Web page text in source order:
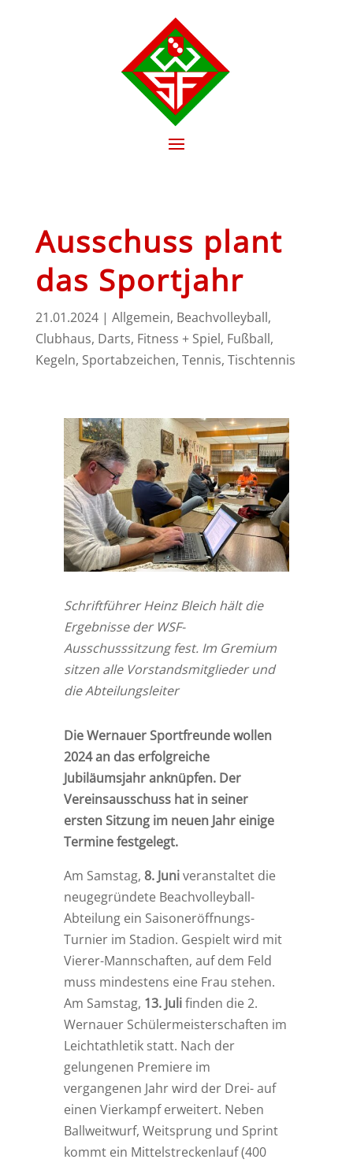
Ausschuss plant
das Sportjahr
21.01.2024| Allgemein, Beachvolleyball,
Clubhaus, Darts, Fitness + Spiel, Fußball,
Kegeln, Sportabzeichen, Tennis, Tischtennis
Schriftführer Heinz Bleich hält die
Ergebnisse der WSF-
Ausschusssitzung fest. Im Gremium
sitzen alle Vorstandsmitglieder und
die Abteilungsleiter
Die Wernauer Sportfreunde wollen
2024 an das erfolgreiche
Jubiläumsjahr anknüpfen. Der
Vereinsausschuss hat in seiner
ersten Sitzung im neuen Jahr einige
Termine festgelegt.
Am Samstag, 8. Juniveranstaltet die
neugegründete Beachvolleyball-
Abteilung ein Saisoneröffnungs-
Turnier im Stadion. Gespielt wird mit
Vierer-Mannschaften, auf dem Feld
muss mindestens eine Frau stehen.
Am Samstag, 13. Julifinden die 2.
Wernauer Schülermeisterschaften im
Leichtathletik statt. Nach der
gelungenen Premiere im
vergangenen Jahr wird der Drei- auf
einen Vierkampf erweitert. Neben
Ballweitwurf, Weitsprung und Sprint
kommt ein Mittelstreckenlauf (400